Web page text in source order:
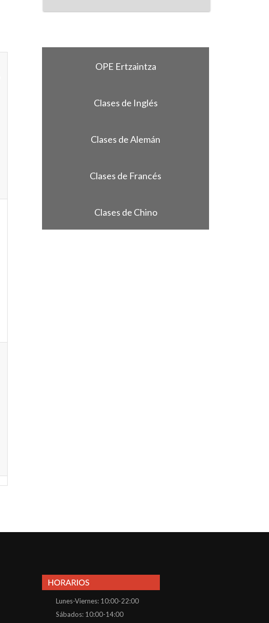
OPE Ertzaintza
Clases de Inglés
Clases de Alemán
Clases de Francés
Clases de Chino
Lunes-Viernes: 10:00-22:00
Sábados: 10:00-14:00